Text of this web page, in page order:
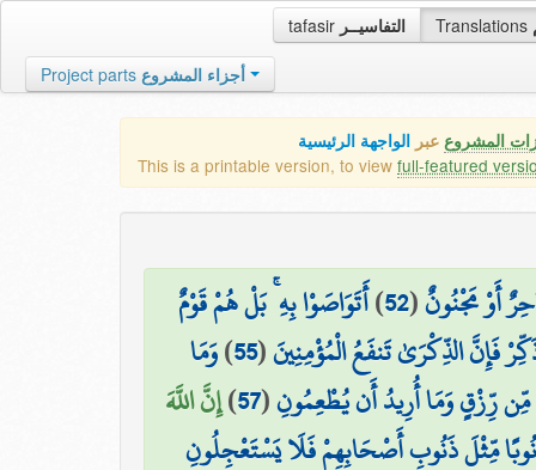
tafasir التفاسيــر Translations
Project parts أجزاء المشروع
المشروع عبر الواجهة الرئيسية
This is a printable version, to view full-featured
أَوْ مَجْنُونٌ(
52
)أَتَوَاصَوْا بِهِ ۚ بَلْ هُمْ قَوْمٌ
فَإِنَّ الذِّكْرَىٰ تَنفَعُ الْمُؤْمِنِينَ(
55
)وَمَا
مِّن رِّزْقٍ وَمَا أُرِيدُ أَن يُطْعِمُونِ(
57
)إِنَّ اللَّهَ
مِّثْلَ ذَنُوبِ أَصْحَابِهِمْ فَلَا يَسْتَعْجِلُونِ